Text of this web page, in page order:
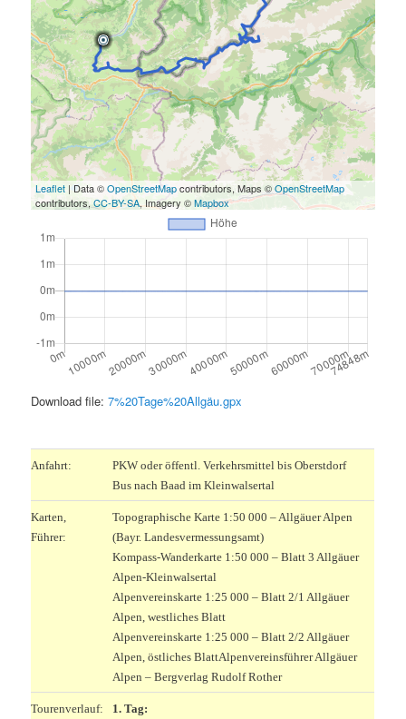
Leaflet | Data ©OpenStreetMapcontributors, Maps ©OpenStreetMap
contributors,CC-BY-SA, Imagery ©Mapbox
Download file:7%20Tage%20Allgäu.gpx
Anfahrt:
PKW oder öffentl. Verkehrsmittel bis Oberstdorf
Bus nach Baad im Kleinwalsertal
Karten,
Führer:
Topographische Karte 1:50 000 – Allgäuer Alpen
(Bayr. Landesvermessungsamt)
Kompass-Wanderkarte 1:50 000 – Blatt 3 Allgäuer
Alpen-Kleinwalsertal
Alpenvereinskarte 1:25 000 – Blatt 2/1 Allgäuer
Alpen, westliches Blatt
Alpenvereinskarte 1:25 000 – Blatt 2/2 Allgäuer
Alpen, östliches BlattAlpenvereinsführer Allgäuer
Alpen – Bergverlag Rudolf Rother
Tourenverlauf:
1. Tag: